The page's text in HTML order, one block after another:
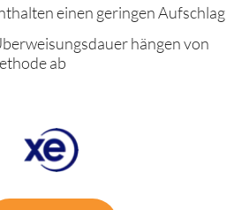
einen geringen Aufschlag
hängen von
ab